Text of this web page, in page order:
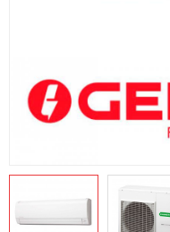
Валюта